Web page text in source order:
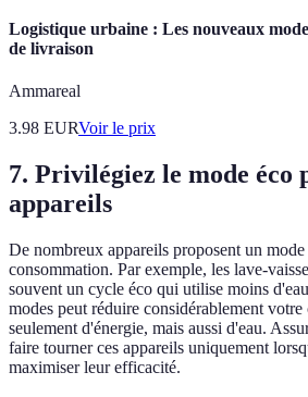
Logistique urbaine : Les nouveaux
de livraison
Ammareal
3.98 EURVoir le prix
7. Privilégiez le mode éco
appareils
De nombreux appareils proposent un
consommation. Par exemple, les lave-
souvent un cycle éco qui utilise moins
modes peut réduire considérablement
seulement d'énergie, mais aussi d'eau.
faire tourner ces appareils uniquement
maximiser leur efficacité.